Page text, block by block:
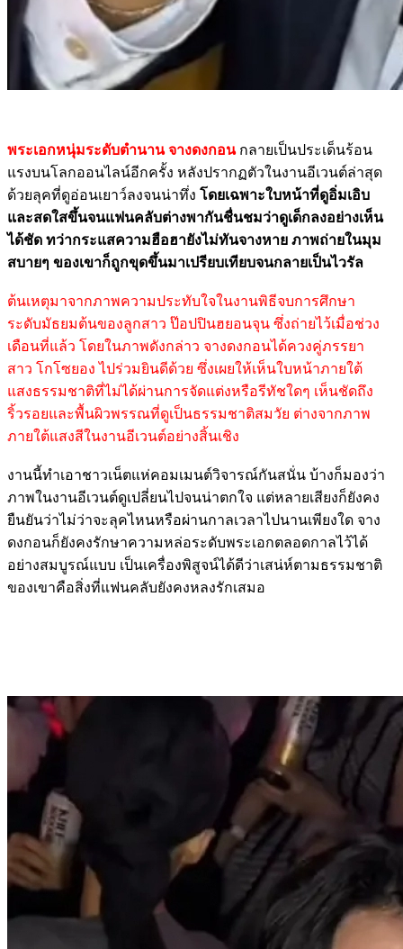
พระเอกหนุ่มระดับตำนาน จางดงกอน กลายเป็นประเด็นร้อน
แรงบนโลกออนไลน์อีกครั้ง หลังปรากฏตัวในงานอีเวนต์ล่าสุด
ด้วยลุคที่ดูอ่อนเยาว์ลงจนน่าทึ่ง โดยเฉพาะใบหน้าที่ดูอิ่มเอิบ
และสดใสขึ้นจนแฟนคลับต่างพากันชื่นชมว่าดูเด็กลงอย่างเห็น
ได้ชัด ทว่ากระแสความฮือฮายังไม่ทันจางหาย ภาพถ่ายในมุม
สบายๆ ของเขาก็ถูกขุดขึ้นมาเปรียบเทียบจนกลายเป็นไวรัล
ต้นเหตุมาจากภาพความประทับใจในงานพิธีจบการศึกษา
ระดับมัธยมต้นของลูกสาว ป๊อปปินฮยอนจุน ซึ่งถ่ายไว้เมื่อช่วง
เดือนที่แล้ว โดยในภาพดังกล่าว จางดงกอนได้ควงคู่ภรรยา
สาว โกโซยอง ไปร่วมยินดีด้วย ซึ่งเผยให้เห็นใบหน้าภายใต้
แสงธรรมชาติที่ไม่ได้ผ่านการจัดแต่งหรือรีทัชใดๆ เห็นชัดถึง
ริ้วรอยและพื้นผิวพรรณที่ดูเป็นธรรมชาติสมวัย ต่างจากภาพ
ภายใต้แสงสีในงานอีเวนต์อย่างสิ้นเชิง
งานนี้ทำเอาชาวเน็ตแห่คอมเมนต์วิจารณ์กันสนั่น บ้างก็มองว่า
ภาพในงานอีเวนต์ดูเปลี่ยนไปจนน่าตกใจ แต่หลายเสียงก็ยังคง
ยืนยันว่าไม่ว่าจะลุคไหนหรือผ่านกาลเวลาไปนานเพียงใด จาง
ดงกอนก็ยังคงรักษาความหล่อระดับพระเอกตลอดกาลไว้ได้
อย่างสมบูรณ์แบบ เป็นเครื่องพิสูจน์ได้ดีว่าเสน่ห์ตามธรรมชาติ
ของเขาคือสิ่งที่แฟนคลับยังคงหลงรักเสมอ